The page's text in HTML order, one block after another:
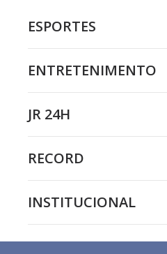
ESPORTES
ENTRETENIMENTO
JR 24H
RECORD
INSTITUCIONAL